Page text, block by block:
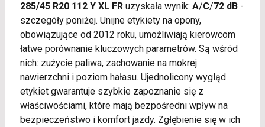
285/45 R20 112 Y XL FRuzyskała wynik: A/C/72 dB-
szczegóły poniżej. Unijne etykiety na opony,
obowiązujące od 2012 roku, umożliwiają kierowcom
łatwe porównanie kluczowych parametrów. Są wśród
nich: zużycie paliwa, zachowanie na mokrej
nawierzchni i poziom hałasu. Ujednolicony wygląd
etykiet gwarantuje szybkie zapoznanie się z
właściwościami, które mają bezpośredni wpływ na
bezpieczeństwo i komfort jazdy. Zgłębienie się w ich